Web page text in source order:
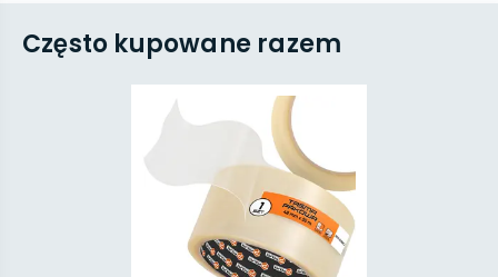
Często kupowane razem